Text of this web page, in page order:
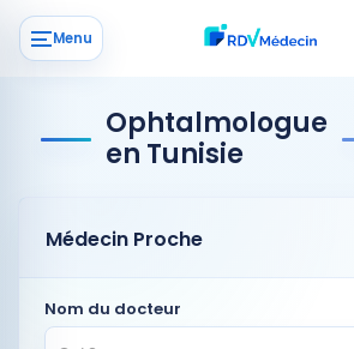
Menu
Ophtalmologue
en Tunisie
Médecin Proche
Nom du docteur